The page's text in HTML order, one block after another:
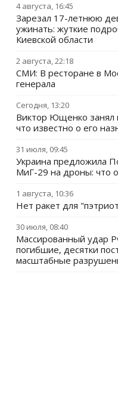
4 августа, 16:45
Зарезал 17-летнюю
ужинать: жуткие
Киевской области
2 августа, 22:18
СМИ: В ресторане в
генерала
Сегодня, 13:20
Виктор Ющенко занял
что известно о его
31 июля, 09:45
Украина предложила
МиГ-29 на дроны: что
1 августа, 10:36
Нет ракет для
30 июля, 08:40
Массированный удар
погибшие, десятки
масштабные